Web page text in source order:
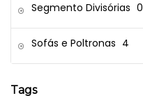
Segmento Divisórias 0
Sofás e Poltronas 4
Tags